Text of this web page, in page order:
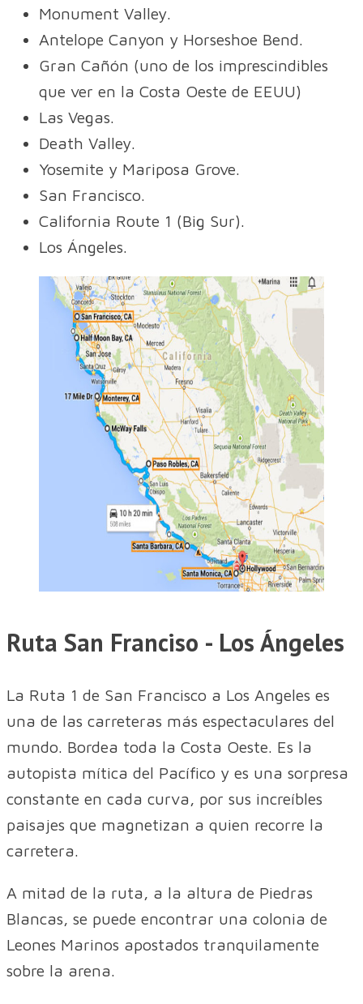
Monument Valley.
Antelope Canyon y Horseshoe Bend.
Gran Cañón (uno de los imprescindibles
que ver en la Costa Oeste de EEUU)
Las Vegas.
Death Valley.
Yosemite y Mariposa Grove.
San Francisco.
California Route 1 (Big Sur).
Los Ángeles.
Ruta San Franciso - Los Ángeles
La Ruta 1 de San Francisco a Los Angeles es
una de las carreteras más espectaculares del
mundo. Bordea toda la Costa Oeste. Es la
autopista mítica del Pacífico y es una sorpresa
constante en cada curva, por sus increíbles
paisajes que magnetizan a quien recorre la
carretera.
A mitad de la ruta, a la altura de Piedras
Blancas, se puede encontrar una colonia de
Leones Marinos apostados tranquilamente
sobre la arena.